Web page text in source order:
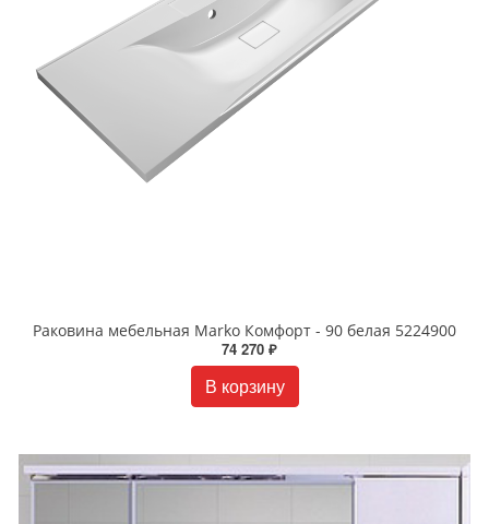
Раковина мебельная Marko Комфорт - 90 белая 5224900
74 270 ₽
В корзину